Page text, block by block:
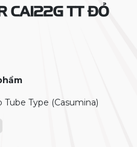
TT ĐỎ
Tube Type (Casumina)